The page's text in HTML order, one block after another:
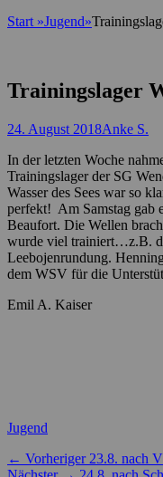
Start »Jugend»
Trainingslager
Posted
24. August 2018Autor
Anke S.
In der letzten Woche
Trainingslager der SG
Wasser des Sees war so
perfekt! Am Samstag gab
Beaufort. Die Wellen
wurde viel trainiert…z.B.
Leebojenrundung.
dem WSV für die
Emil A. Kaiser
Kategorien
Jugend
← Vorheriger Vorheriger
Beitrag:
23.8. nach
Nächster